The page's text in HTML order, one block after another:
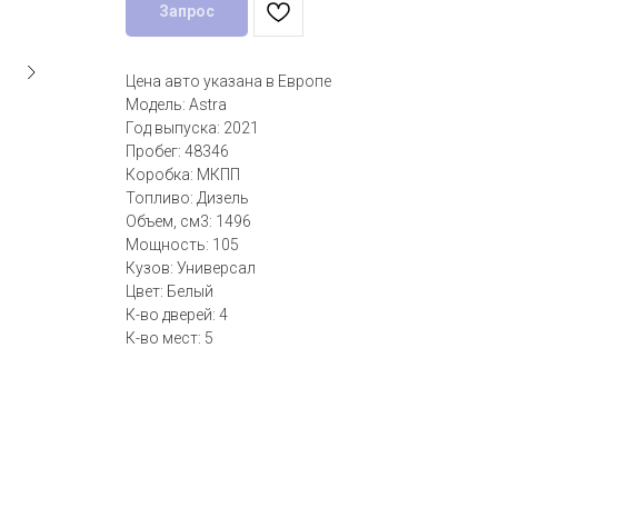
Запрос
Цена авто указана в Европе
Модель: Astra
Год выпуска: 2021
Пробег: 48346
Коробка: МКПП
Топливо: Дизель
Объем, см3: 1496
Мощность: 105
Кузов: Универсал
Цвет: Белый
К-во дверей: 4
К-во мест: 5